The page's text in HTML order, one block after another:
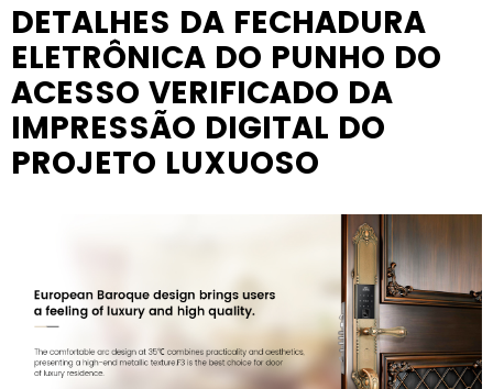
DETALHES DA FECHADURA
ELETRÔNICA DO PUNHO DO
ACESSO VERIFICADO DA
IMPRESSÃO DIGITAL DO
PROJETO LUXUOSO